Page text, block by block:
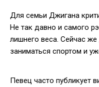
Для семьи Джигана
Не так давно и самого
лишнего веса. Сейчас
заниматься спортом и
Певец часто публикует